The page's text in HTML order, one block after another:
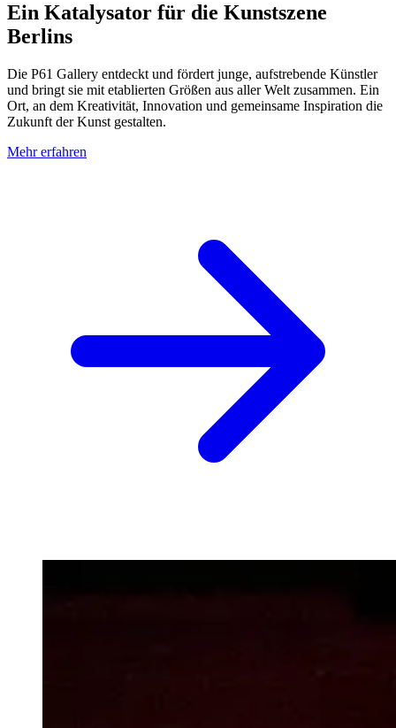
Ein Katalysator für die Kunstszene
Berlins
Die P61 Gallery entdeckt und fördert junge, aufstrebende Künstler
und bringt sie mit etablierten Größen aus aller Welt zusammen. Ein
Ort, an dem Kreativität, Innovation und gemeinsame Inspiration die
Zukunft der Kunst gestalten.
Mehr erfahren